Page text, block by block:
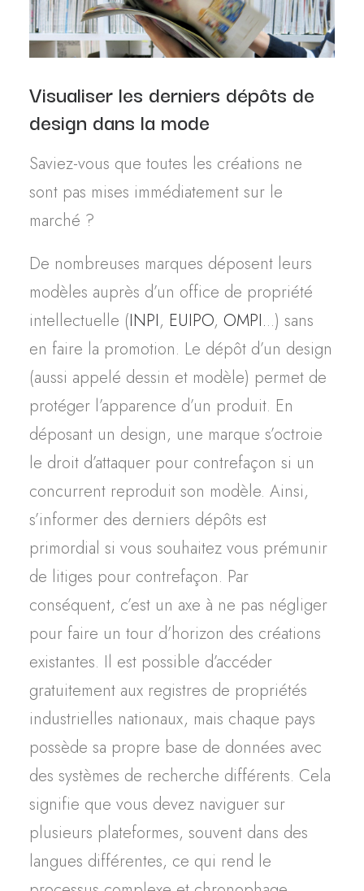
Visualiser les derniers dépôts de
design dans la mode
Saviez-vous que toutes les créations ne
sont pas mises immédiatement sur le
marché ?
De nombreuses marques déposent leurs
modèles auprès d’un office de propriété
intellectuelle (INPI, EUIPO, OMPI...) sans
en faire la promotion. Le dépôt d’un design
(aussi appelé dessin et modèle) permet de
protéger l’apparence d’un produit. En
déposant un design, une marque s’octroie
le droit d’attaquer pour contrefaçon si un
concurrent reproduit son modèle. Ainsi,
s’informer des derniers dépôts est
primordial si vous souhaitez vous prémunir
de litiges pour contrefaçon. Par
conséquent, c’est un axe à ne pas négliger
pour faire un tour d’horizon des créations
existantes. Il est possible d’accéder
gratuitement aux registres de propriétés
industrielles nationaux, mais chaque pays
possède sa propre base de données avec
des systèmes de recherche différents. Cela
signifie que vous devez naviguer sur
plusieurs plateformes, souvent dans des
langues différentes, ce qui rend le